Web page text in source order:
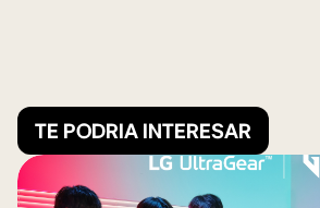
TE PODRIA INTERESAR